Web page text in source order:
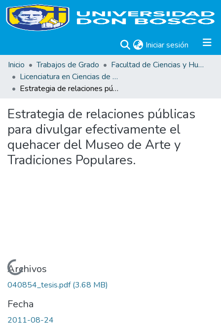
Iniciar sesión (current)
Inicio
Trabajos de Grado
Facultad de Ciencias y Humanidades
Licenciatura en Ciencias de la Comunicación
Estrategia de relaciones públicas para divulgar efectivamente el quehacer del Museo de Arte y Tradiciones Populares.
Estrategia de relaciones públicas
para divulgar efectivamente el
quehacer del Museo de Arte y
Tradiciones Populares.
Cargando...
Archivos
040854_tesis.pdf(3.68 MB)
Fecha
2011-08-24